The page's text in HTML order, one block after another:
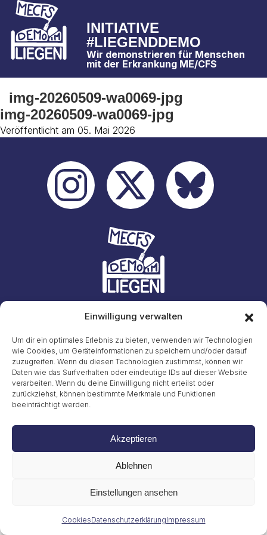
Einwilligung verwalten
Um dir ein optimales Erlebnis zu bieten, verwenden wir Technologien
wie Cookies, um Geräteinformationen zu speichern und/oder darauf
zuzugreifen. Wenn du diesen Technologien zustimmst, können wir
Daten wie das Surfverhalten oder eindeutige IDs auf dieser Website
verarbeiten. Wenn du deine Einwilligung nicht erteilst oder
zurückziehst, können bestimmte Merkmale und Funktionen
beeinträchtigt werden.
Akzeptieren
Ablehnen
Einstellungen ansehen
CookiesDatenschutzerklärungImpressum
INITIATIVE
#LIEGENDDEMO
Wir demonstrieren für Menschen
mit der Erkrankung ME/CFS
img-20260509-wa0069-jpg
img-20260509-wa0069-jpg
Veröffentlicht am 05. Mai 2026
Gritt Buggenhagen
Tel. 49 (0)151 72038889
Impressum
© 2026